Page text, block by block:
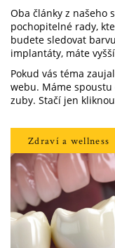
Oba články z našeho
pochopitelné rady,
budete sledovat
implantáty, máte
Pokud vás téma
webu. Máme
zuby. Stačí jen
Zdraví a wellness